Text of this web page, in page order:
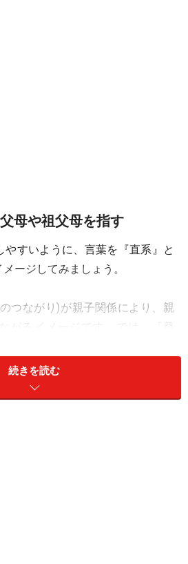
母や祖父母を指す
やすいように、言葉を『直系』と
ージしてみましょう。
つながり)が親子関係により、親
基準として、その人よりも世代が
です。父母や祖父母など、上の世
続きを読む